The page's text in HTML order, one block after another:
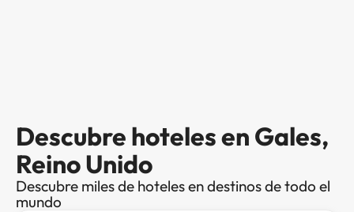
Descubre hoteles en Gales,
Reino Unido
Descubre miles de hoteles en destinos de todo el
mundo